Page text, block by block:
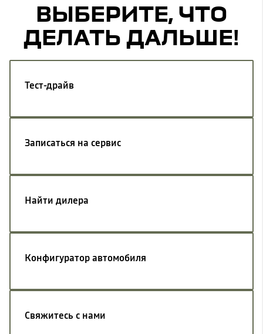
ВЫБЕРИТЕ, ЧТО
ДЕЛАТЬ ДАЛЬШЕ!
Тест-драйв
Записаться на сервис
Найти дилера
Конфигуратор автомобиля
Свяжитесь с нами